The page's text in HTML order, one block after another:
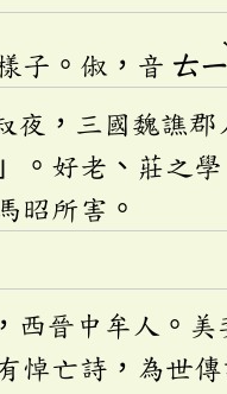
子。俶，音 ㄊㄧ
，三國魏譙
。好老、莊之
昭所害。
晉中牟人。美
悼亡詩，為世